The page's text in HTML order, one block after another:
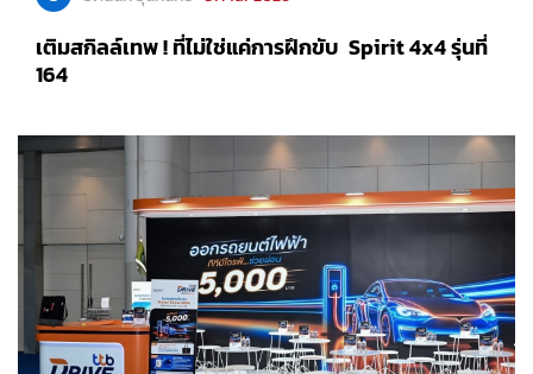
เติมสกิลล์เทพ ! ที่ไม่ใช่แค่การฝึกขับ Spirit 4x4 รุ่นที่
164